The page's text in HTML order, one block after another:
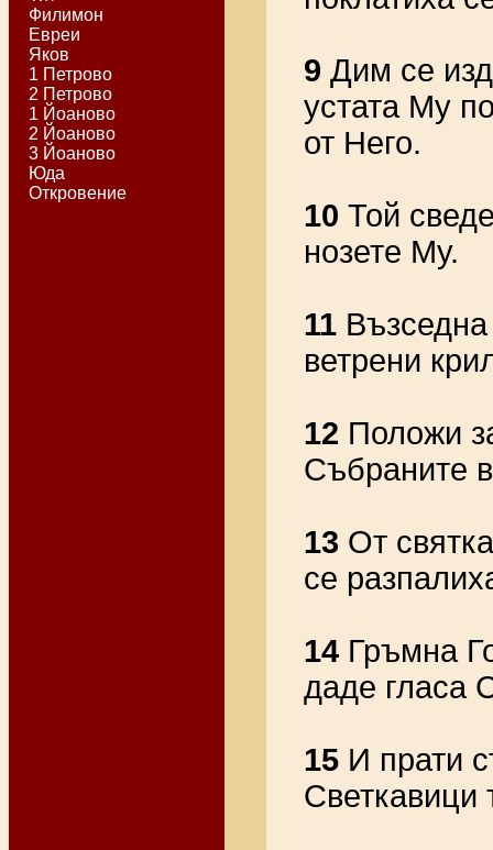
Филимон
Евреи
Яков
1 Петрово
2 Петрово
1 Йоаново
2 Йоаново
3 Йоаново
Юда
Откровение
9 Дим се
устата Му
от Него.
10 Той
нозете Му.
11
ветрени
12 Положи
Събраните
13 От
се
14 Гръмна
даде гласа
15 И прати
Светкавици